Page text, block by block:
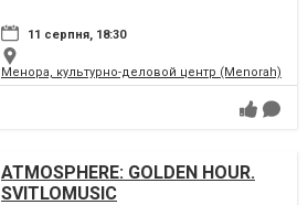
11 серпня, 18:30
Менора, культурно-деловой центр (Menorah)
ATMOSPHERE: GOLDEN HOUR.
SVITLOMUSIC